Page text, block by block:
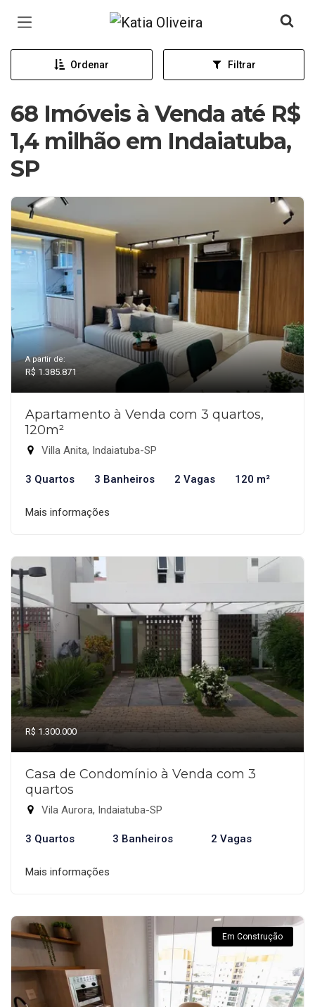
Página inicial
Ordenar Filtrar
68 Imóveis à Venda até R$
1,4 milhão em Indaiatuba,
SP
A partir de:
R$ 1.385.871
Apartamento à Venda com 3 quartos,
120m²
Villa Anita, Indaiatuba-SP
3 Quartos 3 Banheiros 2 Vagas 120 m²
Mais informações
R$ 1.300.000
Casa de Condomínio à Venda com 3
quartos
Vila Aurora, Indaiatuba-SP
3 Quartos 3 Banheiros 2 Vagas
Mais informações
Em Construção